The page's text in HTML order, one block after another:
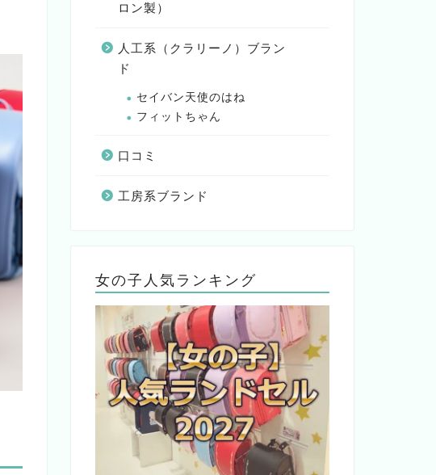
ロン製）
人工系（クラリーノ）ブラン
ド
セイバン天使のはね
フィットちゃん
口コミ
工房系ブランド
女の子人気ランキング